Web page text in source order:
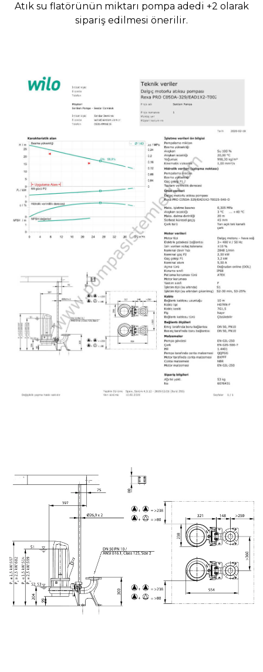
Atık su flatörünün miktarı pompa adedi +2 olarak
sipariş edilmesi önerilir.